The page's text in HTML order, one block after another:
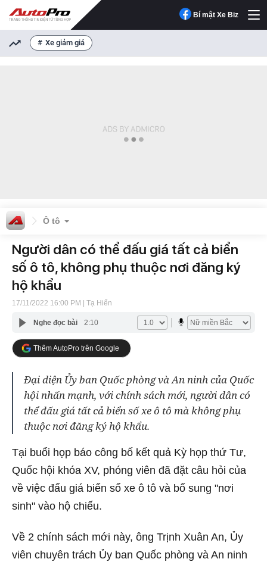
Bí mật Xe Biz
Xe giảm giá
Ô tô
Người dân có thể đấu giá tất cả biển
số ô tô, không phụ thuộc nơi đăng ký
hộ khẩu
17/11/2022 16:00 PM | Tạ Hiển
Nghe đọc bài 2:10
Thêm AutoPro trên Google
Đại diện Ủy ban Quốc phòng và An ninh của Quốc
hội nhấn mạnh, với chính sách mới, người dân có
thể đấu giá tất cả biển số xe ô tô mà không phụ
thuộc nơi đăng ký hộ khẩu.
Tại buổi họp báo công bố kết quả Kỳ họp thứ Tư,
Quốc hội khóa XV, phóng viên đã đặt câu hỏi của
về việc đấu giá biển số xe ô tô và bổ sung "nơi
sinh" vào hộ chiếu.
Về 2 chính sách mới này, ông Trịnh Xuân An, Ủy
viên chuyên trách Ủy ban Quốc phòng và An ninh